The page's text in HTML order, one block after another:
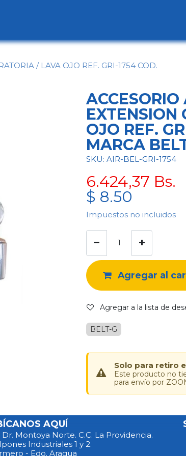
/ LAVA OJO REF. GRI-1754 COD.
ACCESORIO
EXTENSION
OJO REF.
MARCA
SKU: AIR-BEL-GRI-1754
6.424,37 Bs.
$ 8.50
Impuestos no incluidos
Agregar al
Agregar a la lista de
BELT-G
Solo para retiro
Este producto no
para envío por
AQUÍ
Dr. Montoya Norte. C.C. La Providencia.
Industriales 1 y 2.
- Edo. Aragua